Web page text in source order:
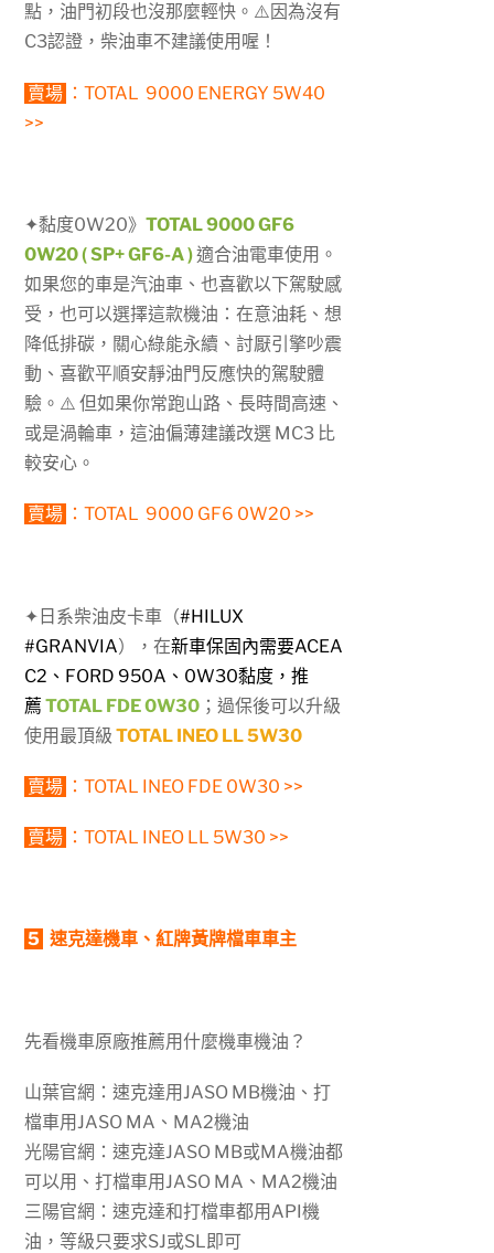
點，油門初段也沒那麼輕快。⚠️因為沒有
C3認證，柴油車不建議使用喔！
賣場 ：TOTAL 9000 ENERGY 5W40
>>
✦黏度0W20》TOTAL 9000 GF6
0W20 ( SP+ GF6-A )適合油電車使用。
如果您的車是汽油車、也喜歡以下駕駛感
受，也可以選擇這款機油：在意油耗、想
降低排碳，關心綠能永續、討厭引擎吵震
動、喜歡平順安靜油門反應快的駕駛體
驗。⚠️ 但如果你常跑山路、長時間高速、
或是渦輪車，這油偏薄建議改選 MC3 比
較安心。
賣場 ：TOTAL 9000 GF6 0W20 >>
✦日系柴油皮卡車（#HILUX
#GRANVIA），在新車保固內需要ACEA
C2、FORD 950A、0W30黏度，推
薦 TOTAL FDE 0W30 ；過保後可以升級
使用最頂級TOTAL INEO LL 5W30
賣場 ：TOTAL INEO FDE 0W30 >>
賣場 ：TOTAL INEO LL 5W30 >>
5 速克達機車、紅牌黃牌檔車車主
先看機車原廠推薦用什麼機車機油？
山葉官網：速克達用JASO MB機油、打
檔車用JASO MA、MA2機油
光陽官網：速克達JASO MB或MA機油都
可以用、打檔車用JASO MA、MA2機油
三陽官網：速克達和打檔車都用API機
油，等級只要求SJ或SL即可